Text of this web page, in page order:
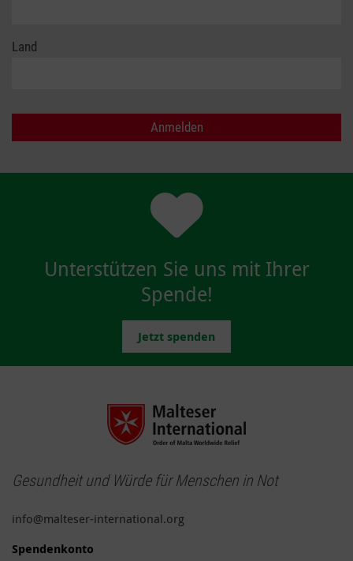
Land
Unterstützen Sie uns mit Ihrer
Spende!
Jetzt spenden
Gesundheit und Würde für Menschen in Not
info@malteser-international.org
Spendenkonto